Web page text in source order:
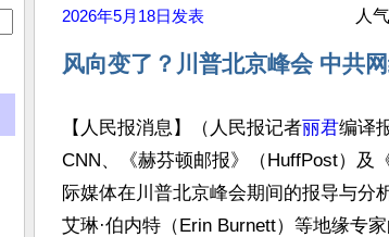
2026年5月18日 发表 人
风向变了？川普北京峰会 中共
【人民报消息】（人民报记者丽君编译
CNN、《赫芬顿邮报》（HuffPost）及
际媒体在川普北京峰会期间的报导与分
艾琳·伯内特（Erin Burnett）等地缘专